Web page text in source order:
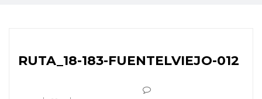
RUTA_18-183-FUENTELVIEJO-012